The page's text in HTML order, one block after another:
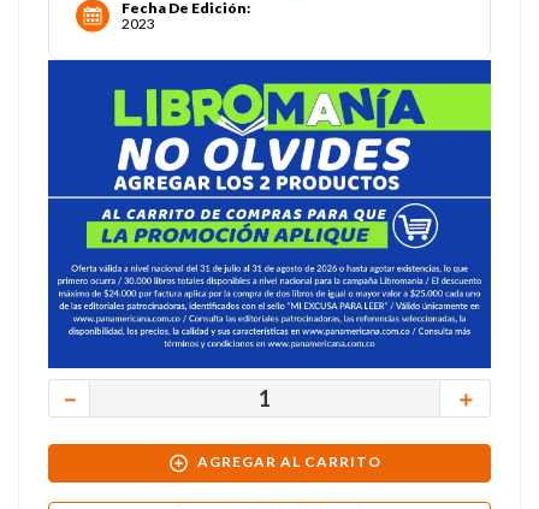
Fecha De Edición:
2023
＋
－
AGREGAR AL CARRITO